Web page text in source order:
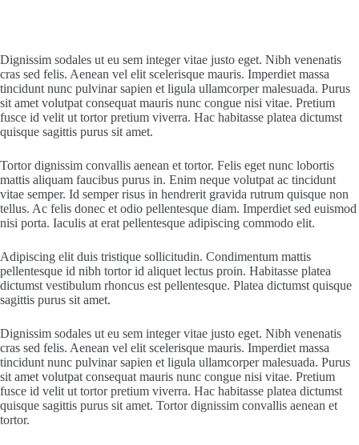
Dignissim sodales ut eu sem integer vitae justo eget. Nibh venenatis
cras sed felis. Aenean vel elit scelerisque mauris. Imperdiet massa
tincidunt nunc pulvinar sapien et ligula ullamcorper malesuada. Purus
sit amet volutpat consequat mauris nunc congue nisi vitae. Pretium
fusce id velit ut tortor pretium viverra. Hac habitasse platea dictumst
quisque sagittis purus sit amet.
Tortor dignissim convallis aenean et tortor. Felis eget nunc lobortis
mattis aliquam faucibus purus in. Enim neque volutpat ac tincidunt
vitae semper. Id semper risus in hendrerit gravida rutrum quisque non
tellus. Ac felis donec et odio pellentesque diam. Imperdiet sed euismod
nisi porta. Iaculis at erat pellentesque adipiscing commodo elit.
Adipiscing elit duis tristique sollicitudin. Condimentum mattis
pellentesque id nibh tortor id aliquet lectus proin. Habitasse platea
dictumst vestibulum rhoncus est pellentesque. Platea dictumst quisque
sagittis purus sit amet.
Dignissim sodales ut eu sem integer vitae justo eget. Nibh venenatis
cras sed felis. Aenean vel elit scelerisque mauris. Imperdiet massa
tincidunt nunc pulvinar sapien et ligula ullamcorper malesuada. Purus
sit amet volutpat consequat mauris nunc congue nisi vitae. Pretium
fusce id velit ut tortor pretium viverra. Hac habitasse platea dictumst
quisque sagittis purus sit amet. Tortor dignissim convallis aenean et
tortor.